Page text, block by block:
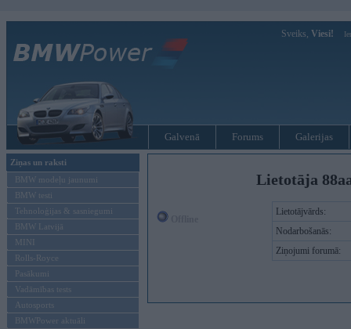
Sveiks, Viesi!
Galvenā Forums Galerijas
Ziņas un raksti
BMW modeļu jaunumi
BMW testi
Tehnoloģijas & sasniegumi
BMW Latvijā
MINI
Rolls-Royce
Pasākumi
Vadāmības tests
Autosports
BMWPower aktuāli
Lietotāja
Lietotājvārds:
Nodarbošanās:
Ziņojumi forumā: